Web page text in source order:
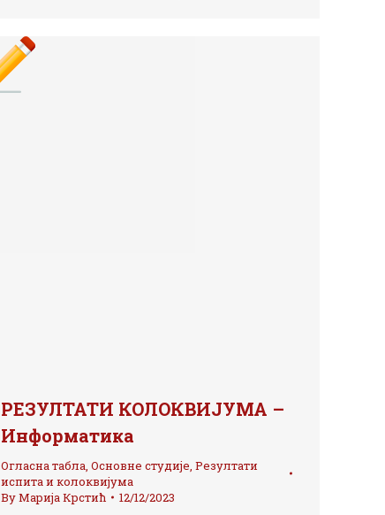
РЕЗУЛТАТИ КОЛОКВИЈУМА –
Информатика
Огласна табла, Основне студије, Резултати
испита и колоквијума
ByМарија Крстић 12/12/2023